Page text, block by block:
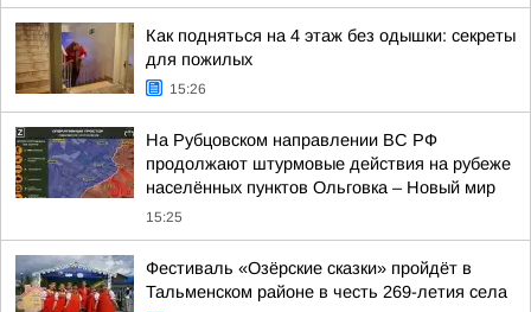
Как подняться на 4 этаж без одышки: секреты
для пожилых
15:26
На Рубцовском направлении ВС РФ
продолжают штурмовые действия на рубеже
населённых пунктов Ольговка – Новый мир
15:25
Фестиваль «Озёрские сказки» пройдёт в
Тальменском районе в честь 269-летия села